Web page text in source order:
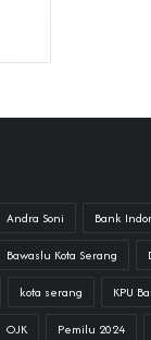
Andra Soni Bank
Bawaslu Kota Serang
kota serang KPU
OJK Pemilu 2024